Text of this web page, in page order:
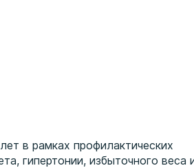
в рамках профилактических
гипертонии, избыточного веса